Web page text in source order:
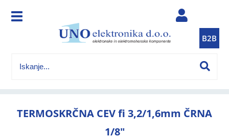
B2B
TERMOSKRČNA CEV fi 3,2/1,6mm ČRNA
1/8"